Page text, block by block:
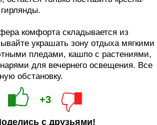
комфорта складывается из
украшать зону отдыха мягкими
пледами, кашпо с растениями,
для вечернего освещения. Все
обстановку.
+3
с друзьями!